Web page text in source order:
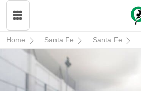
Home Santa Fe Santa Fe